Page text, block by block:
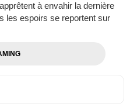
à envahir la dernière
les espoirs se reportent sur